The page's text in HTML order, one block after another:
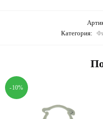
Категория:
-10%